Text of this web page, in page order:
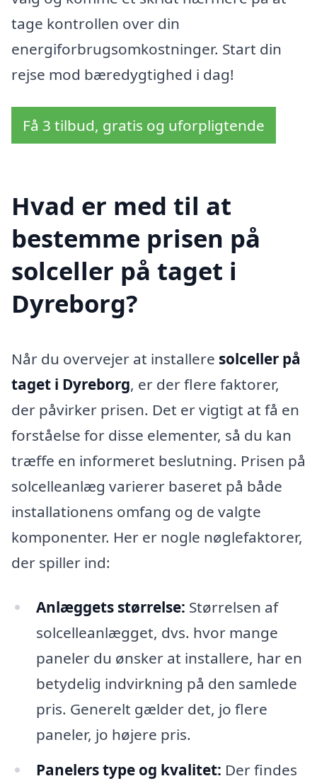
tage kontrollen over din
energiforbrugsomkostninger. Start din
rejse mod bæredygtighed i dag!
Få 3 tilbud, gratis og uforpligtende
Hvad er med til at
bestemme prisen på
solceller på taget i
Dyreborg?
Når du overvejer at installere solceller på
taget i Dyreborg, er der flere faktorer,
der påvirker prisen. Det er vigtigt at få en
forståelse for disse elementer, så du kan
træffe en informeret beslutning. Prisen på
solcelleanlæg varierer baseret på både
installationens omfang og de valgte
komponenter. Her er nogle nøglefaktorer,
der spiller ind:
Anlæggets størrelse: Størrelsen af
solcelleanlægget, dvs. hvor mange
paneler du ønsker at installere, har en
betydelig indvirkning på den samlede
pris. Generelt gælder det, jo flere
paneler, jo højere pris.
Panelers type og kvalitet: Der findes